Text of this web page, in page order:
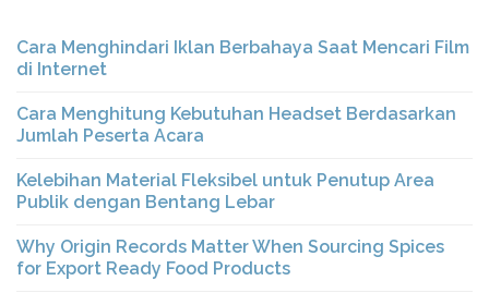
Cara Menghindari Iklan Berbahaya Saat Mencari Film
di Internet
Cara Menghitung Kebutuhan Headset Berdasarkan
Jumlah Peserta Acara
Kelebihan Material Fleksibel untuk Penutup Area
Publik dengan Bentang Lebar
Why Origin Records Matter When Sourcing Spices
for Export Ready Food Products